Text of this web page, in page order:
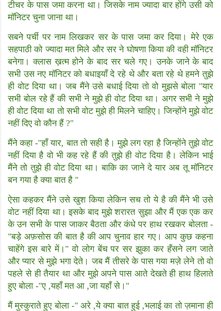
टीचर के पास जमा करना था। जिसके नाम ज्यादा बार होंगे उसी को
मॉनिटर चुना जाना था।
सबने पर्ची पर नाम लिखकर सर के पास जमा कर दिया। मेरे एक
सहपाठी को ज्यादा मत मिले और सर ने घोषणा किया की वही मॉनिटर
बनेगा। क्लास ख़त्म होने के बाद सर चले गए। उनके जाने के बाद
सभी उस नए मॉनिटर को बधाइयाँ दे रहे थे और बता रहे थे हमने तुझे
ही वोट दिया था। जब मैंने उसे बधाई दिया तो वो मुझसे बोला "यार
सभी बोल रहे हैं की सभी ने मुझे ही वोट दिया था। अगर सभी ने मुझे
ही वोट दिया था तो सभी वोट मुझे ही मिलने चाहिए। जिन्होंने मुझे वोट
नहीं दिए वो कौन हैं ?"
मैंने कहा -"हाँ यार, बात तो सही है। मुझे लग रहा है जिन्होंने तुझे वोट
नहीं दिया है वो भी कह रहे हैं की तुझे ही वोट दिया है। लेकिन भाई
मैंने तो तुझे ही वोट दिया था। बाकि का जाने दे यार अब तू मॉनिटर
बन गया है क्या बात है "
ऐसा कहकर मैंने उसे खुश किया लेकिन सच तो ये है की मैंने भी उसे
वोट नहीं दिया था। इसके बाद मुझे शरारत सुझा और मैं एक एक कर
के उन सभी के पास जाकर बैठता और कंधे पर हाथ रखकर बोलता -
"बड़े अफ़सोस की बात है की आप चुनाव हार गए। आप कुछ कहना
चाहेंगे इस बारे में।" वो लोग बेंच पर सर झुका कर हँसने लग जाते
और प्यार से मुझे भगा देते। जब मैं तीसरे के पास गया मज़े लेने तो वो
पहले से ही तैयार था और मुझे अपने पास आते देखते ही हाथ हिलाते
हुए बोला -"ए ,यहाँ मत आ ,जा यहाँ से।"
मैं मुस्कुराते हुए बोला -" अरे ,ये क्या बात हुई ,भलाई का तो ज़माना ही